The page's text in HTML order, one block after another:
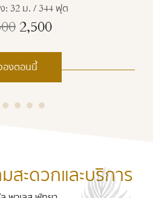
: 32 ม. / 344 ฟุต
2,500
องตอนนี้
สะดวกและบริการ